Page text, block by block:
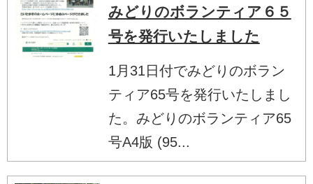
みどりのボランティア６５
号を発行いたしました
1月31日付でみどりのボラン
ティア65号を発行いたしまし
た。みどりのボランティア65
号A4版 (95...